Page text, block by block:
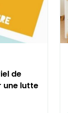
de
une lutte